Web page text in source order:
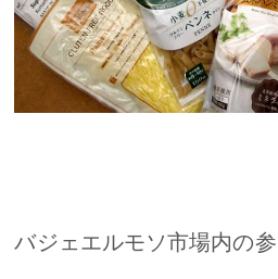
バジェエルモソ市場内の